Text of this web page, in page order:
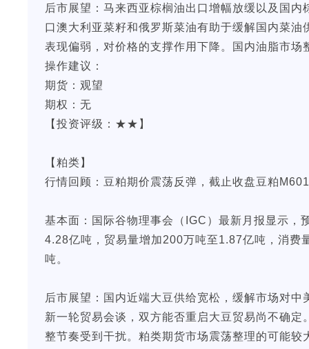
后市展望：马来西亚棕榈油出口增幅放缓以及国
口澳大利亚菜籽和俄罗斯菜油有助于缓解国内菜
表现偏弱，对价格的支撑作用下降。国内油脂市场
操作建议：
期货：观望
期权：无
【投资评级：★★】
【粕类】
行情回顾：豆粕期价震荡反弹，截止收盘豆粕
基本面：国际谷物理事会（IGC）最新月报显示
4.28亿吨，贸易量增加200万吨至1.87亿吨，消
吨。
后市展望：国内近端大豆供给宽松，缓解市场对
新一轮贸易会谈，双方能否重启大豆贸易尚不确
整节奏受到干扰。粕类期货市场震荡整理的可能较